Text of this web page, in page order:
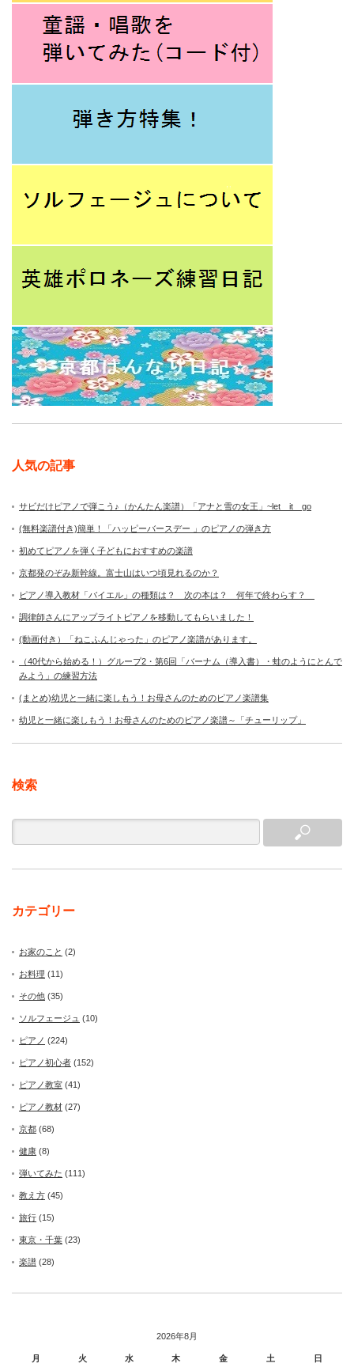
人気の記事
サビだけピアノで弾こう♪（かんたん楽譜）「アナと雪の女王」~let it go
(無料楽譜付き)簡単！「ハッピーバースデー 」のピアノの弾き方
初めてピアノを弾く子どもにおすすめの楽譜
京都発のぞみ新幹線。富士山はいつ頃見れるのか？
ピアノ導入教材「バイエル」の種類は？ 次の本は？ 何年で終わらす？
調律師さんにアップライトピアノを移動してもらいました！
(動画付き）「ねこふんじゃった」のピアノ楽譜があります。
（40代から始める！）グループ2・第6回「バーナム（導入書）・蛙のようにとんで
みよう」の練習方法
(まとめ)幼児と一緒に楽しもう！お母さんのためのピアノ楽譜集
幼児と一緒に楽しもう！お母さんのためのピアノ楽譜～「チューリップ」
検索
カテゴリー
お家のこと (2)
お料理 (11)
その他 (35)
ソルフェージュ (10)
ピアノ (224)
ピアノ初心者 (152)
ピアノ教室 (41)
ピアノ教材 (27)
京都 (68)
健康 (8)
弾いてみた (111)
教え方 (45)
旅行 (15)
東京・千葉 (23)
楽譜 (28)
2026年8月
月 火 水 木 金 土 日